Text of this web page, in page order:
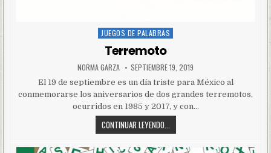
Posted
JUEGOS DE PALABRAS
Terremoto
NORMA GARZA SEPTIEMBRE 19, 2019
El 19 de septiembre es un día triste para México al
conmemorarse los aniversarios de dos grandes terremotos,
ocurridos en 1985 y 2017, y con…
CONTINUAR LEYENDO...